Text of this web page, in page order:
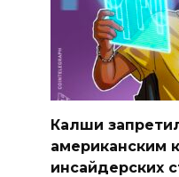
Калши
американским
инсайдерских